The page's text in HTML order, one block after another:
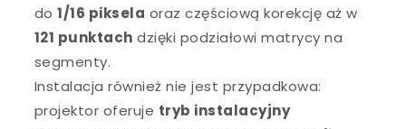
do1/16 piksela oraz częściową korekcję aż w
121 punktach dzięki podziałowi matrycy na
segmenty.
Instalacja również nie jest przypadkowa:
projektor oferuje tryb instalacyjny